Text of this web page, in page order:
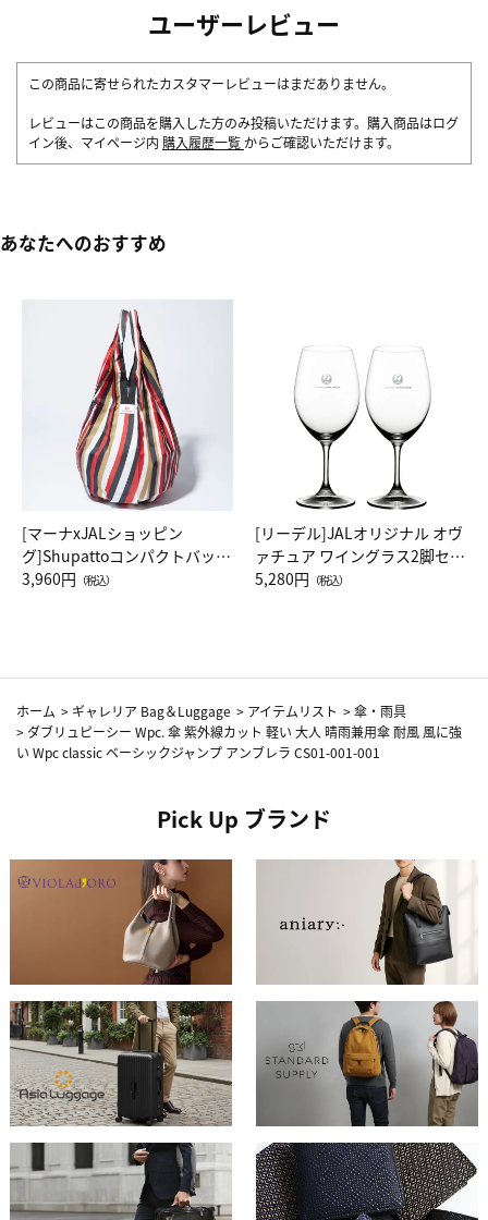
ユーザーレビュー
この商品に寄せられたカスタマーレビューはまだありません。
レビューはこの商品を購入した方のみ投稿いただけます。購入商品はログ
イン後、マイページ内 購入履歴一覧 からご確認いただけます。
あなたへのおすすめ
[マーナxJALショッピン
グ]Shupattoコンパクトバッグ
Drop JAL客室乗務員（LC）ス
3,960円 （税込）
[リーデル]JALオリジナル オヴ
ァチュア ワイングラス2脚セッ
ト（レッドワイン）
5,280円 （税込）
ホーム > ギャレリア Bag＆Luggage > アイテムリスト >傘・雨具
> ダブリュピーシー Wpc. 傘 紫外線カット 軽い 大人 晴雨兼用傘 耐風 風に強
い Wpc classic ベーシックジャンプ アンブレラ CS01-001-001
Pick Up ブランド